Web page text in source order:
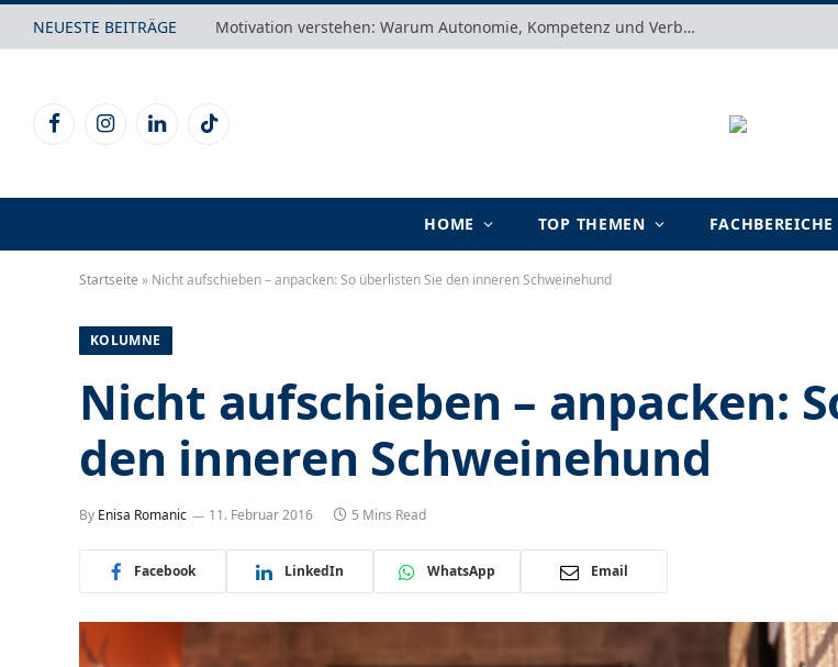
NEUESTE BEITRÄGE Motivation verstehen: Warum Autonomie, Kompetenz und Verbundenheit im Arbeits- und Lernalltag entscheidend sind
FacebookInstagramLinkedInTikTok
HOME TOP THEMEN FACHBEREICHE
Startseite » Nicht aufschieben – anpacken: So überlisten Sie den inneren Schweinehund
KOLUMNE
Nicht aufschieben – anpacken:
den inneren Schweinehund
By Enisa Romanic 11. Februar 2016 5 Mins Read
Facebook LinkedIn WhatsApp Email